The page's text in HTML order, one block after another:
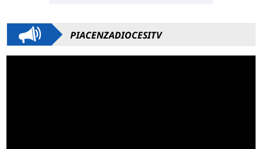
PIACENZADIOCESITV